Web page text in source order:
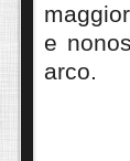
e
arco.